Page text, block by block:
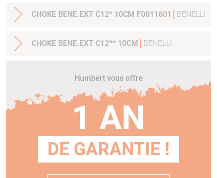
CHOKE BENE.EXT C12* 10CM F0011601 BENELLI
CHOKE BENE.EXT C12** 10CM BENELLI
Humbert vous offre
1 AN
DE GARANTIE !